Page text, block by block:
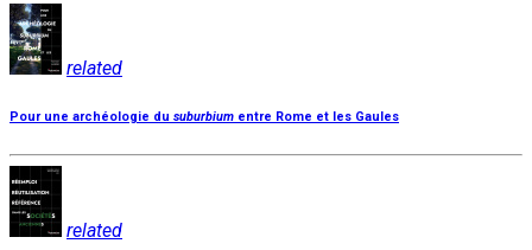
related
Pour une archéologie du suburbium entre Rome et les Gaules
related